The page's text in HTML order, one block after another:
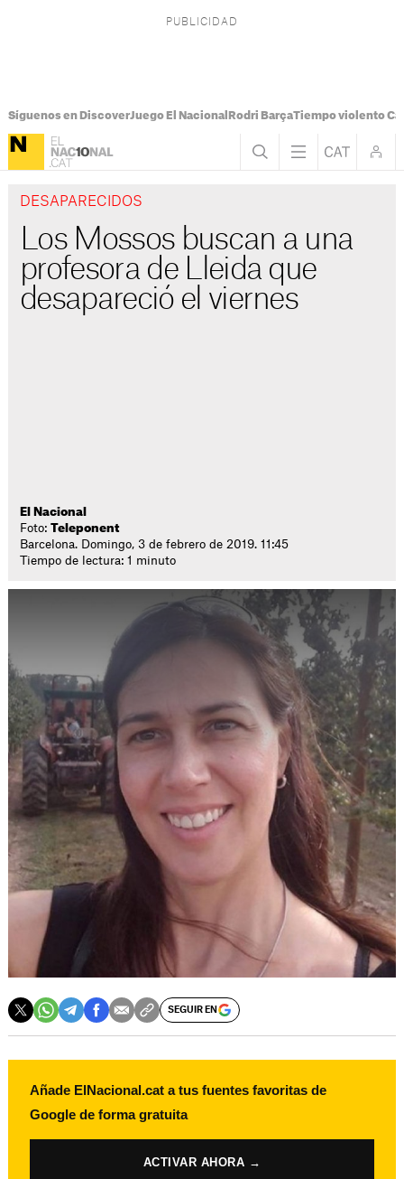
Síguenos en DiscoverJuego El Nacional Rodri BarçaTiempo violento
DESAPARECIDOS
Los Mossos buscan a una
profesora de Lleida que
desapareció el viernes
El Nacional
Foto:Teleponent
Barcelona. Domingo, 3 de febrero de 2019. 11:45
Tiempo de lectura: 1 minuto
SEGUIR EN
Añade ElNacional.cat a tus fuentes favoritas de
Google de forma gratuita
ACTIVAR AHORA →